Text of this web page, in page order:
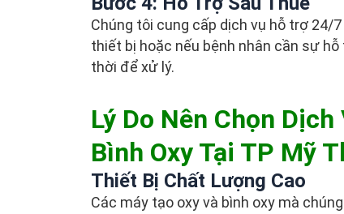
Chúng tôi cung cấp dịch vụ hỗ trợ 24/
thiết bị hoặc nếu bệnh nhân cần sự
thời để xử lý.
Lý Do Nên Chọn
Bình Oxy Tại TP Mỹ
Thiết Bị Chất Lượng Cao
Các máy tạo oxy và bình oxy mà